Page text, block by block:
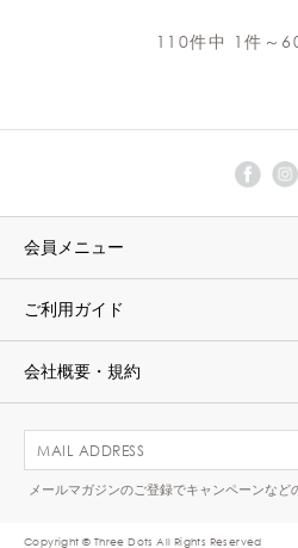
110件中 1件～
会員メニュー
ご利用ガイド
会社概要・規約
メールマガジンのご登録でキャンペーンなど
Copyright © Three Dots All Rights Reserved